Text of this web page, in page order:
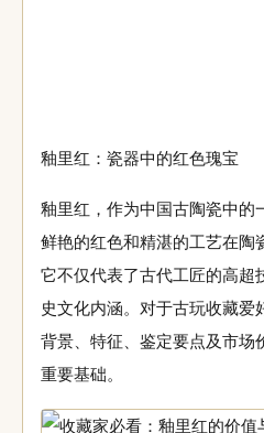
釉里红：瓷器中的红色瑰宝
釉里红，作为中国古陶瓷中的
鲜艳的红色和精湛的工艺在陶
它不仅代表了古代工匠的高超
史文化内涵。对于古玩收藏爱
背景、特征、鉴定要点及市场
重要基础。